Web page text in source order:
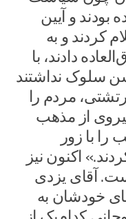
و آیین
کردند و به
دادند، با
سلوک نداشتند
مردم را
از مذهب
با زور
اکنون نیز
آقای یزدی
خودشان به